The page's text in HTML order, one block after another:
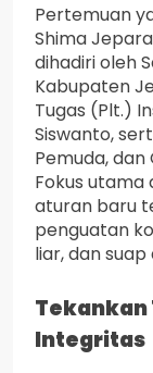
Pertemuan
Shima
dihadiri oleh
Kabupaten
Tugas (Plt.)
Siswanto,
Pemuda,
Fokus utama
aturan baru
penguatan
liar, dan
Tekankan
Integritas